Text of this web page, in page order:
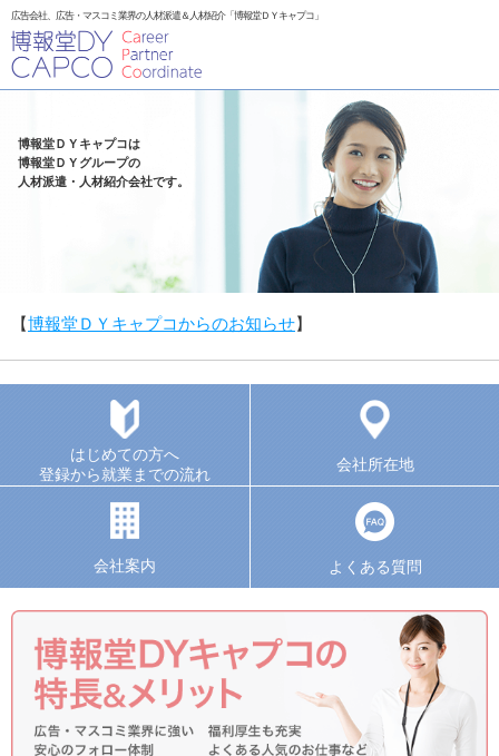
広告会社、広告・マスコミ業界の人材派遣＆人材紹介「博報堂ＤＹキャプコ」
博報堂ＤＹキャプコは
博報堂ＤＹグループの
人材派遣・人材紹介会社です。
【博報堂ＤＹキャプコからのお知らせ】
はじめての方へ
登録から就業までの流れ
会社所在地
会社案内 よくある質問